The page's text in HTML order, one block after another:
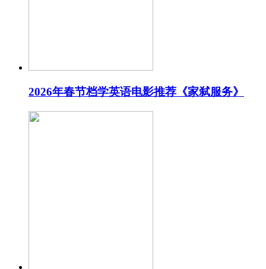
2026年春节档学英语电影推荐《家弑服务》